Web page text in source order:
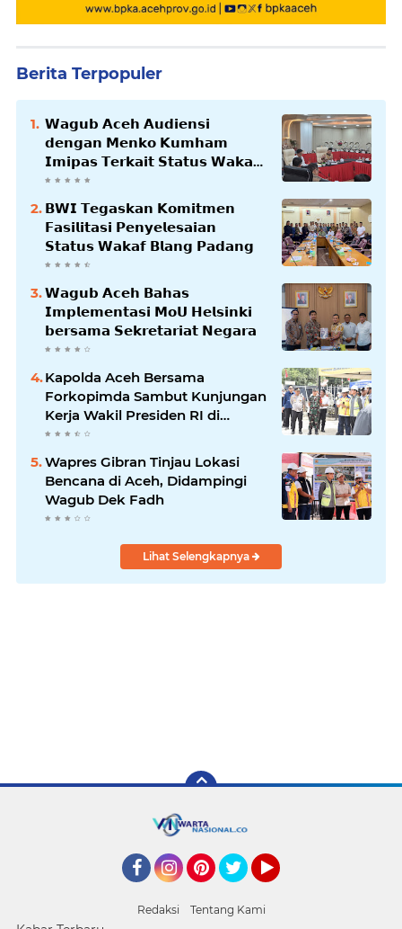
Berita Terpopuler
𝗪𝗮𝗴𝘂𝗯 𝗔𝗰𝗲𝗵 𝗔𝘂𝗱𝗶𝗲𝗻𝘀𝗶
𝗱𝗲𝗻𝗴𝗮𝗻 𝗠𝗲𝗻𝗸𝗼 𝗞𝘂𝗺𝗵𝗮𝗺
𝗜𝗺𝗶𝗽𝗮𝘀 𝗧𝗲𝗿𝗸𝗮𝗶𝘁 𝗦𝘁𝗮𝘁𝘂𝘀 𝗪𝗮𝗸𝗮𝗳
𝗕𝗹𝗮𝗻𝗴𝗽𝗮𝗱𝗮𝗻𝗴
𝗕𝗪𝗜 𝗧𝗲𝗴𝗮𝘀𝗸𝗮𝗻 𝗞𝗼𝗺𝗶𝘁𝗺𝗲𝗻
𝗙𝗮𝘀𝗶𝗹𝗶𝘁𝗮𝘀𝗶 𝗣𝗲𝗻𝘆𝗲𝗹𝗲𝘀𝗮𝗶𝗮𝗻
𝗦𝘁𝗮𝘁𝘂𝘀 𝗪𝗮𝗸𝗮𝗳 𝗕𝗹𝗮𝗻𝗴 𝗣𝗮𝗱𝗮𝗻𝗴
𝗪𝗮𝗴𝘂𝗯 𝗔𝗰𝗲𝗵 𝗕𝗮𝗵𝗮𝘀
𝗜𝗺𝗽𝗹𝗲𝗺𝗲𝗻𝘁𝗮𝘀𝗶 𝗠𝗼𝗨 𝗛𝗲𝗹𝘀𝗶𝗻𝗸𝗶
𝗯𝗲𝗿𝘀𝗮𝗺𝗮 𝗦𝗲𝗸𝗿𝗲𝘁𝗮𝗿𝗶𝗮𝘁 𝗡𝗲𝗴𝗮𝗿𝗮
Kapolda Aceh Bersama
Forkopimda Sambut Kunjungan
Kerja Wakil Presiden RI di
Kabupaten Bireuen
Wapres Gibran Tinjau Lokasi
Bencana di Aceh, Didampingi
Wagub Dek Fadh
Lihat Selengkapnya
Redaksi Tentang Kami